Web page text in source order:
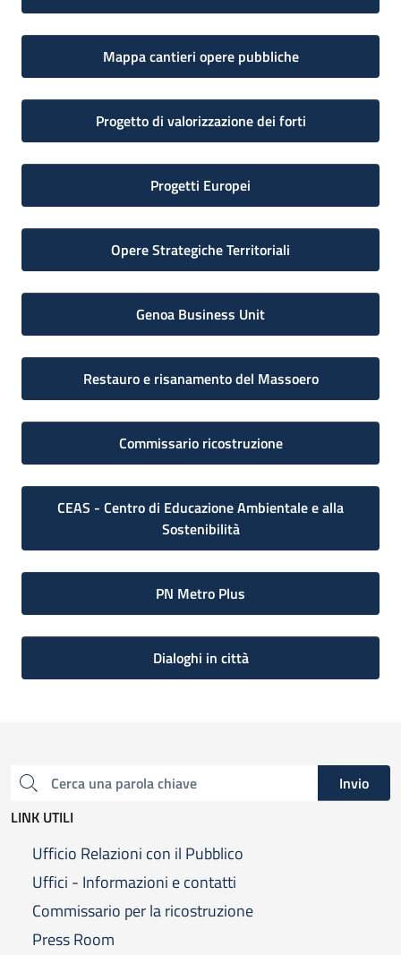
Mappa cantieri opere pubbliche
Progetto di valorizzazione dei forti
Progetti Europei
Opere Strategiche Territoriali
Genoa Business Unit
Restauro e risanamento del Massoero
Commissario ricostruzione
CEAS - Centro di Educazione Ambientale e alla
Sostenibilità
PN Metro Plus
Dialoghi in città
Cerca una parola chiave
Invio
LINK UTILI
Ufficio Relazioni con il Pubblico
Uffici - Informazioni e contatti
Commissario per la ricostruzione
Press Room